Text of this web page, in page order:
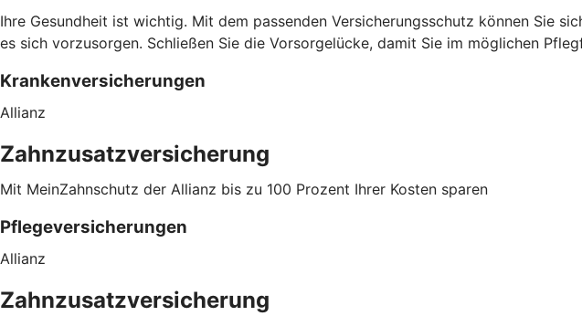
Ihre Gesundheit ist wichtig. Mit dem passenden Versicherungsschutz können Sie
es sich vorzusorgen. Schließen Sie die Vorsorgelücke, damit Sie im möglichen
Krankenversicherungen
Allianz
Zahnzusatzversicherung
Mit MeinZahnschutz der Allianz bis zu 100 Prozent Ihrer Kosten sparen
Pflegeversicherungen
Allianz
Zahnzusatzversicherung